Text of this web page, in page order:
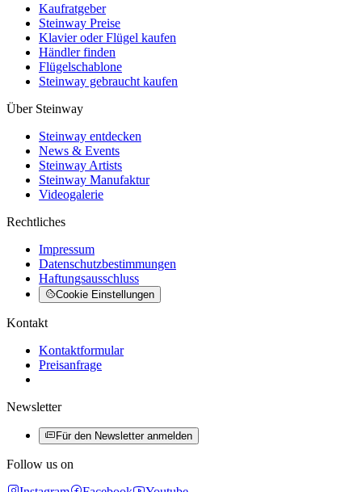
Kaufratgeber
Steinway Preise
Klavier oder Flügel kaufen
Händler finden
Flügelschablone
Steinway gebraucht kaufen
Über Steinway
Steinway entdecken
News & Events
Steinway Artists
Steinway Manufaktur
Videogalerie
Rechtliches
Impressum
Datenschutzbestimmungen
Haftungsausschluss
Cookie Einstellungen
Kontakt
Kontaktformular
Preisanfrage
Newsletter
Für den Newsletter anmelden
Follow us on